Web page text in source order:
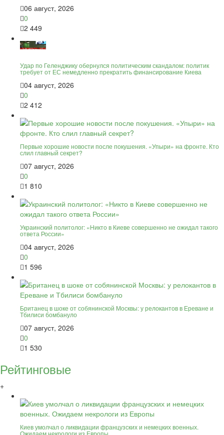
06 август, 2026
0
2 449
Удар по Геленджику обернулся политическим скандалом: политик
требует от ЕС немедленно прекратить финансирование Киева
04 август, 2026
0
2 412
Первые хорошие новости после покушения. «Упыри» на фронте. Кто
слил главный секрет?
07 август, 2026
0
1 810
Украинский политолог: «Никто в Киеве совершенно не ожидал такого
ответа России»
04 август, 2026
0
1 596
Британец в шоке от собянинской Москвы: у релокантов в Ереване и
Тбилиси бомбануло
07 август, 2026
0
1 530
Рейтинговые
+
Киев умолчал о ликвидации французских и немецких военных.